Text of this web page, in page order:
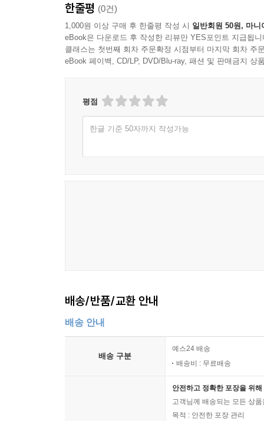
한줄평 (0건)
1,000원 이상 구매 후 한줄평 작성 시 일반회원 50원, 마니
eBook은 다운로드 후 작성한 리뷰만 YES포인트 지급됩니
클래스는 첫번째 회차 주문확정 시점부터 마지막 회차 주
eBook 페이백, CD/LP, DVD/Blu-ray, 패션 및 판매금지 상
평점
한글 기준 50자까지 작성가능
배송/반품/교환 안내
배송 안내
배송 구분
예스24 배송
배송비 : 무료배송
안전하고 정확한 포장을 위
고객님께 배송되는 모든 상
목적 : 안전한 포장 관리